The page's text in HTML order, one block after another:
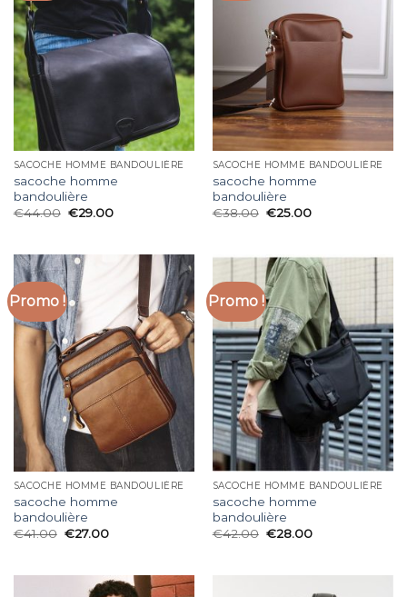
SACOCHE HOMME BANDOULIÈRE
sacoche homme
bandoulière
€44.00 €29.00
SACOCHE HOMME BANDOULIÈRE
sacoche homme
bandoulière
€38.00 €25.00
Promo !
SACOCHE HOMME BANDOULIÈRE
sacoche homme
bandoulière
€41.00 €27.00
Promo !
SACOCHE HOMME BANDOULIÈRE
sacoche homme
bandoulière
€42.00 €28.00